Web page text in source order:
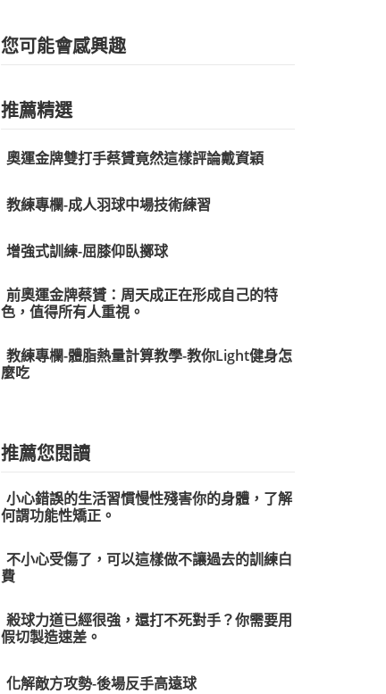
您可能會感興趣
推薦精選
奧運金牌雙打手蔡贇竟然這樣評論戴資穎
教練專欄-成人羽球中場技術練習
增強式訓練-屈膝仰臥擲球
前奧運金牌蔡贇：周天成正在形成自己的特
色，值得所有人重視。
教練專欄-體脂熱量計算教學-教你Light健身怎
麼吃
推薦您閱讀
小心錯誤的生活習慣慢性殘害你的身體，了解
何謂功能性矯正。
不小心受傷了，可以這樣做不讓過去的訓練白
費
殺球力道已經很強，還打不死對手？你需要用
假切製造速差。
化解敵方攻勢-後場反手高遠球